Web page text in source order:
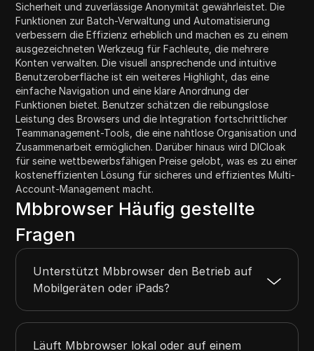
Sicherheit und zuverlässige Anonymität gewährleistet. Die
Funktionen zur Batch-Verwaltung und Automatisierung
verbessern die Effizienz erheblich und machen es zu einem
ausgezeichneten Werkzeug für Fachleute, die mehrere
Konten verwalten. Die visuell ansprechende und intuitive
Benutzeroberfläche ist ein weiteres Highlight, das eine
einfache Navigation und eine klare Anordnung der
Funktionen bietet. Benutzer schätzen die reibungslose
Leistung des Browsers und die Integration fortschrittlicher
Teammanagement-Tools, die eine nahtlose Organisation und
Zusammenarbeit ermöglichen. Darüber hinaus wird DICloak
für seine wettbewerbsfähigen Preise gelobt, was es zu einer
kosteneffizienten Lösung für sicheres und effizientes Multi-
Account-Management macht.
Mbbrowser Häufig gestellte
Fragen
Unterstützt Mbbrowser den Betrieb auf
Mobilgeräten oder iPads?
Läuft Mbbrowser lokal oder auf einem